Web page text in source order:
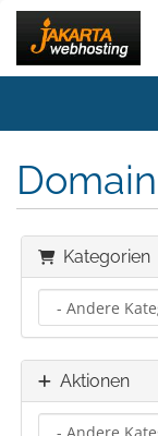
Kategorien
Aktionen